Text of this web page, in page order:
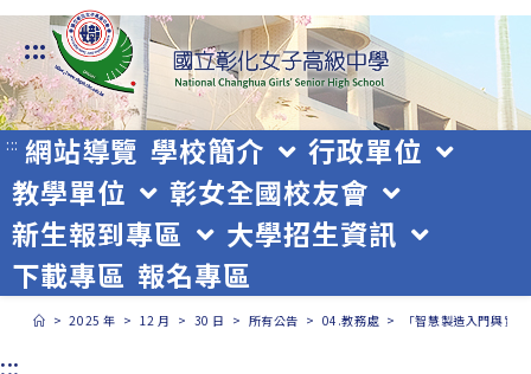
跳
轉
至
主
要
內
容
:::
::: 網站導覽 學校簡介
行政單位
教學單位
彰女全國校友會
新生報到專區
大學招生資訊
下載專區 報名專區
> 2025 年 > 12 月 > 30 日 > 所有公告 > 04.教務處 > 「智慧製造入門與實
:::